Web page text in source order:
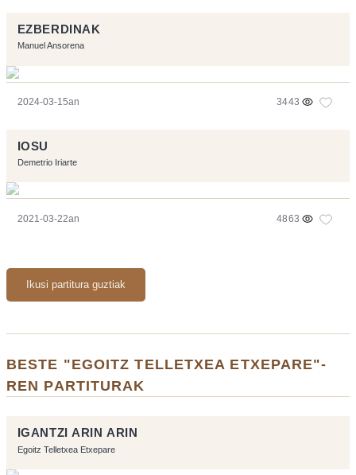
EZBERDINAK
Manuel Ansorena
2024-03-15an 3443
IOSU
Demetrio Iriarte
2021-03-22an 4863
Ikusi partitura guztiak
BESTE "EGOITZ TELLETXEA ETXEPARE"-
REN PARTITURAK
IGANTZI ARIN ARIN
Egoitz Telletxea Etxepare